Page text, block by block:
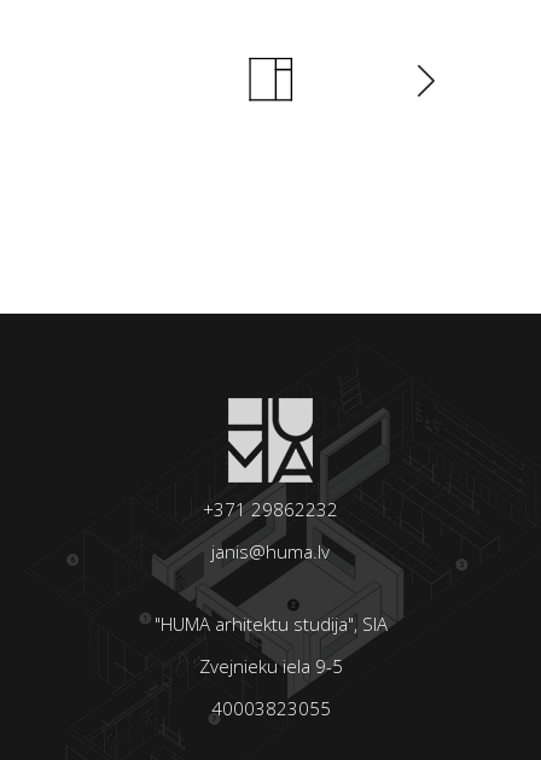
+371 29862232
janis@huma.lv
"HUMA arhitektu studija", SIA
Zvejnieku iela 9-5
40003823055